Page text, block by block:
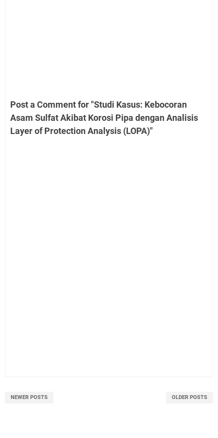
Post a Comment for "Studi Kasus: Kebocoran
Asam Sulfat Akibat Korosi Pipa dengan Analisis
Layer of Protection Analysis (LOPA)"
NEWER POSTS OLDER POSTS